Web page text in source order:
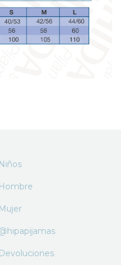
Niños
Hombre
Mujer
Devoluciones